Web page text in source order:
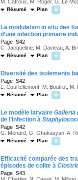
M. Catroux, M. Roger, G. Le
Résumé Plan
La modulation in situ des
d’une infection primaire
Page :S42
C. Jacqueline, M. Davieau, A.
Résumé Plan
Diversité des isolements
Page :S42
L. Courtellemont, M. Boutrot,
Résumé Plan
Le modèle larvaire Galleria
de l’infection à
Page :S42
G. Menard, G. Ghukasyan, A.
Résumé Plan
Efficacité comparée des
épisodes de colite à
Page :S43